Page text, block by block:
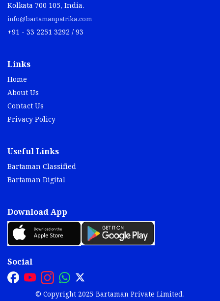
Kolkata 700 105, India.
info@bartamanpatrika.com
+91 - 33 2251 3292 / 93
Links
Home
About Us
Contact Us
Privacy Policy
Useful Links
Bartaman Classified
Bartaman Digital
Download App
Social
© Copyright 2025 Bartaman Private Limited.